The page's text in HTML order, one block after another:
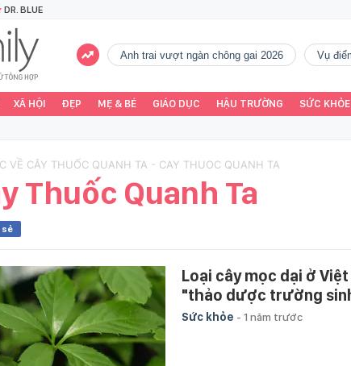
DR. BLUE
Anh trai vượt ngàn chông gai 2026 vụ
XÃ HỘI ĐẸP MẸ & BÉ GIÁO DỤC HẬU TRƯỜNG SỨC KHỎE
VỀ CÂY THUỐC QUANH TA - CAY THUOC QUANH TA
Thuốc Quanh Ta
sẻ
Loại cây mọc dại ở
"thảo dược trường
Sức khỏe - 1 năm trước